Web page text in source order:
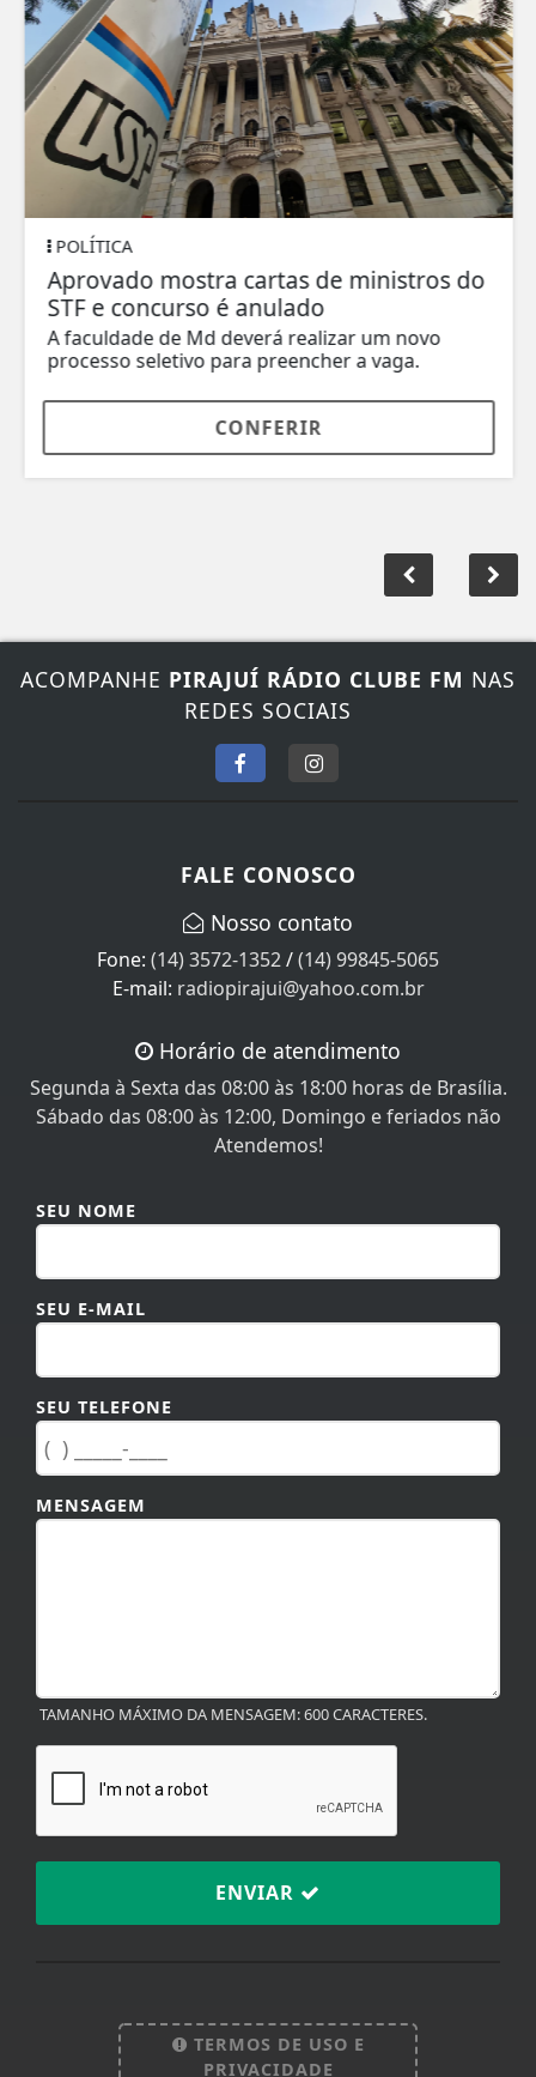
POLÍTICA
Aprovado mostra cartas de ministros do
STF e concurso é anulado
A faculdade de Md deverá realizar um novo
processo seletivo para preencher a vaga.
CONFERIR
ACOMPANHEPIRAJUÍ RÁDIO CLUBE FMNAS
REDES SOCIAIS
(14) 3572-1352/(14) 99845-5065
E-mail:radiopirajui@yahoo.com.br
Segunda à Sexta das 08:00 às 18:00 horas de Brasília.
Sábado das 08:00 às 12:00, Domingo e feriados não
Atendemos!
SEU E-MAIL
SEU TELEFONE
MENSAGEM
ENVIAR
PRIVACIDADE
Termos de Uso e Privacidade